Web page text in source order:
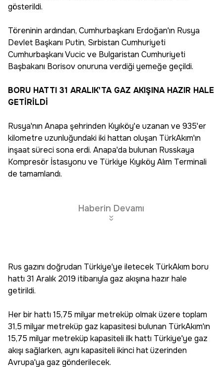
gösterildi.
Töreninin ardından, Cumhurbaşkanı Erdoğan'ın Rusya
Devlet Başkanı Putin, Sırbistan Cumhuriyeti
Cumhurbaşkanı Vucic ve Bulgaristan Cumhuriyeti
Başbakanı Borisov onuruna verdiği yemeğe geçildi.
BORU HATTI 31 ARALIK'TA GAZ AKIŞINA HAZIR HALE
GETİRİLDİ
Rusya'nın Anapa şehrinden Kıyıköy'e uzanan ve 935'er
kilometre uzunluğundaki iki hattan oluşan TürkAkım'ın
inşaat süreci sona erdi. Anapa'da bulunan Russkaya
Kompresör İstasyonu ve Türkiye Kıyıköy Alım Terminali
de tamamlandı.
Haberin Devamı
Rus gazını doğrudan Türkiye'ye iletecek TürkAkım boru
hattı 31 Aralık 2019 itibarıyla gaz akışına hazır hale
getirildi.
Her bir hattı 15,75 milyar metreküp olmak üzere toplam
31,5 milyar metreküp gaz kapasitesi bulunan TürkAkım'ın
15,75 milyar metreküp kapasiteli ilk hattı Türkiye'ye gaz
akışı sağlarken, aynı kapasiteli ikinci hat üzerinden
Avrupa'ya gaz gönderilecek.